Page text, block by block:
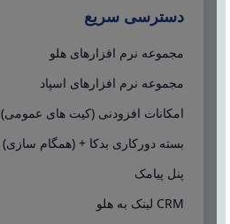
دسترسی سریع
مجموعه نرم افزارهای هلو
مجموعه نرم افزارهای اسپاد
امکانات افزودنی (کیت های عمومی)
بسته دورکاری بدکا + (همگام سازی)
پنل پیامک
CRM لینک به هلو